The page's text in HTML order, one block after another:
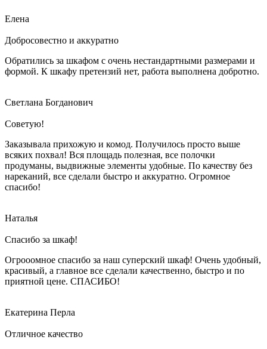
Елена
Добросовестно и аккуратно
Обратились за шкафом с очень нестандартными размерами и
формой. К шкафу претензий нет, работа выполнена добротно.
Светлана Богданович
Советую!
Заказывала прихожую и комод. Получилось просто выше
всяких похвал! Вся площадь полезная, все полочки
продуманы, выдвижные элементы удобные. По качеству без
нареканий, все сделали быстро и аккуратно. Огромное
спасибо!
Наталья
Спасибо за шкаф!
Огрооомное спасибо за наш суперский шкаф! Очень удобный,
красивый, а главное все сделали качественно, быстро и по
приятной цене. СПАСИБО!
Екатерина Перла
Отличное качество